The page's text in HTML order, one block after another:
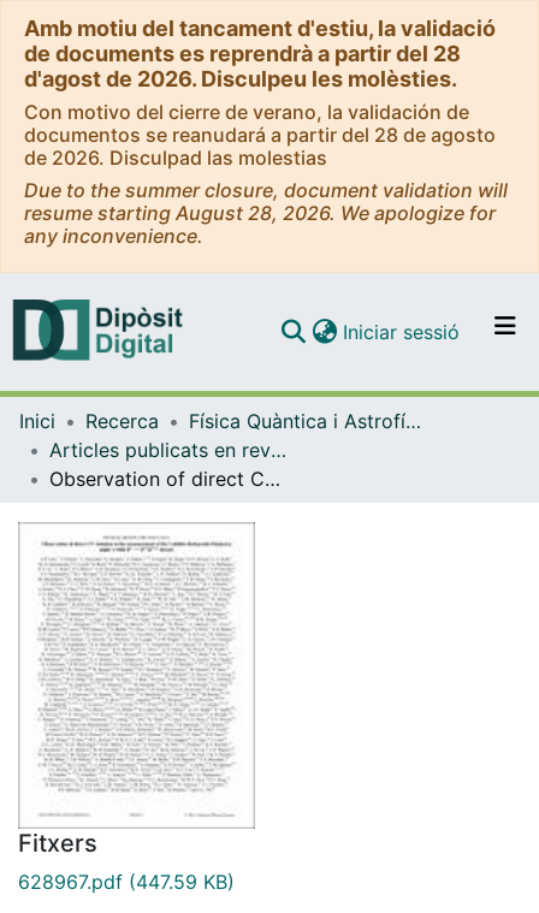
Amb motiu del tancament d'estiu, la validació
de documents es reprendrà a partir del 28
d'agost de 2026. Disculpeu les molèsties.
Con motivo del cierre de verano, la validación de
documentos se reanudará a partir del 28 de agosto
de 2026. Disculpad las molestias
Due to the summer closure, document validation will
resume starting August 28, 2026. We apologize for
any inconvenience.
Navega per tot el DD
Com publicar
Contacte
Iniciar sessió (current)
Inici Recerca
Física Quàntica i Astrofísica
Articles publicats en revistes (Física Quàntica i Astrofísica)
Observation of direct CP violation in the measurement of the Cabibbo-Kobayashi-Maskawa angle γ with B±→D(*)K(*)± decays
Fitxers
628967.pdf (447.59 KB)